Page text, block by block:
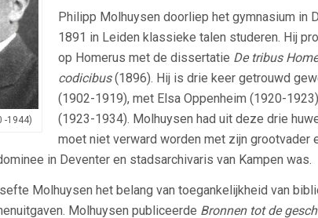
-1944)
Philipp Molhuysen doorliep het gymnasium in
1891 in Leiden klassieke talen studeren. Hij
op Homerus met de dissertatie De tribus
codicibus(1896). Hij is drie keer getrouwd
(1902-1919), met Elsa Oppenheim (1920-
(1923-1934). Molhuysen had uit deze drie
moet niet verward worden met zijn grootvader
in Deventer en stadsarchivaris van Kampen was.
Molhuysen het belang van toegankelijkheid van
Molhuysen publiceerde Bronnen tot de